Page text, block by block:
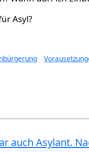
Asyl?
auch Asylant.